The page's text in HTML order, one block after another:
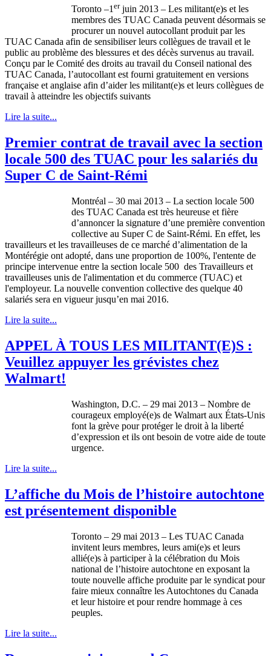
Toronto –1 er juin 2013 – Les militant(e)s et les
membres des TUAC Canada peuvent désormais se
procurer un nouvel autocollant produit par les
TUAC Canada afin de sensibiliser leurs collègues de travail et le
public au problème des blessures et des décès survenus au travail.
Conçu par le Comité des droits au travail du Conseil national des
TUAC Canada, l’autocollant est fourni gratuitement en versions
française et anglaise afin d’aiderles militant(e)s et leurs collègues de
travail à atteindre les objectifs suivants
Lire la suite...
Premier contrat de travail avec la section
locale 500 des TUAC pour les salariés du
Super C de Saint-Rémi
Montréal – 30 mai 2013 – La section locale 500
des TUAC Canada est très heureuse et fière
d’annoncerla signature d’une première convention
collective au Super C de Saint-Rémi. En effet, les
travailleurs et les travailleuses de ce marché d’alimentation de la
Montérégie ont adopté, dans une proportion de 100%, l'entente de
principe intervenue entre la section locale 500 des Travailleurs et
travailleuses unis de l'alimentation et du commerce (TUAC) et
l'employeur. La nouvelle convention collective des quelque 40
salariés sera en vigueur jusqu’en mai 2016.
Lire la suite...
APPEL À TOUS LES MILITANT(E)S :
Veuillez appuyer les grévistes chez
Walmart!
Washington, D.C. – 29 mai 2013 – Nombre de
courageux employé(e)s de Walmart aux États-Unis
font la grève pourprotégerle droit à la liberté
d’expression et ils ont besoin de votre aide de toute
urgence.
Lire la suite...
L’affiche du Mois de l’histoire autochtone
est présentement disponible
Toronto – 29 mai 2013 – Les TUAC Canada
invitent leurs membres, leurs ami(e)s et leurs
allié(e)s à participer à la célébration du Mois
national de l’histoire autochtone en exposant la
toute nouvelle affiche produite par le syndicat pour
faire mieux connaître les Autochtones du Canada
et leur histoire et pourrendre hommage à ces
peuples.
Lire la suite...